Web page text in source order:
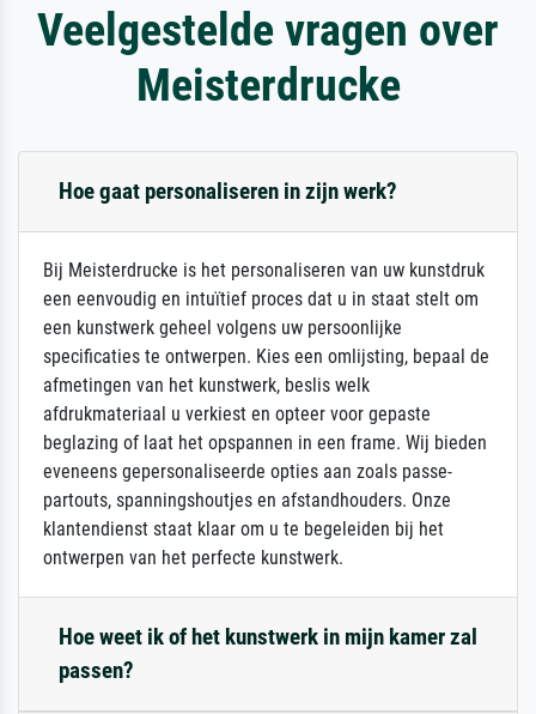
Veelgestelde vragen over
Meisterdrucke
Hoe gaat personaliseren in zijn werk?
Bij Meisterdrucke is het personaliseren van uw kunstdruk
een eenvoudig en intuïtief proces dat u in staat stelt om
een kunstwerk geheel volgens uw persoonlijke
specificaties te ontwerpen. Kies een omlijsting, bepaal de
afmetingen van het kunstwerk, beslis welk
afdrukmateriaal u verkiest en opteer voor gepaste
beglazing of laat het opspannen in een frame. Wij bieden
eveneens gepersonaliseerde opties aan zoals passe-
partouts, spanningshoutjes en afstandhouders. Onze
klantendienst staat klaar om u te begeleiden bij het
ontwerpen van het perfecte kunstwerk.
Hoe weet ik of het kunstwerk in mijn kamer zal
passen?